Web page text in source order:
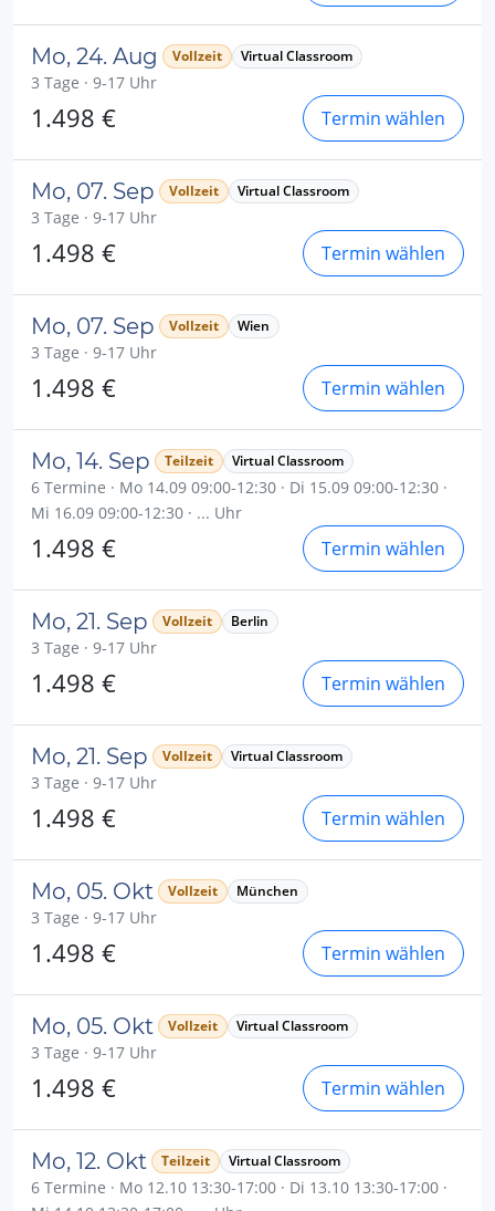
Mo, 24. Aug Vollzeit Virtual Classroom
3 Tage · 9-17 Uhr
1.498 € Termin wählen
Mo, 07. Sep Vollzeit Virtual Classroom
3 Tage · 9-17 Uhr
1.498 € Termin wählen
Mo, 07. Sep Vollzeit Wien
3 Tage · 9-17 Uhr
1.498 € Termin wählen
Mo, 14. Sep Teilzeit Virtual Classroom
6 Termine · Mo 14.09 09:00-12:30 · Di 15.09 09:00-12:30 ·
Mi 16.09 09:00-12:30 · ... Uhr
1.498 € Termin wählen
Mo, 21. Sep Vollzeit Berlin
3 Tage · 9-17 Uhr
1.498 € Termin wählen
Mo, 21. Sep Vollzeit Virtual Classroom
3 Tage · 9-17 Uhr
1.498 € Termin wählen
Mo, 05. Okt Vollzeit München
3 Tage · 9-17 Uhr
1.498 € Termin wählen
Mo, 05. Okt Vollzeit Virtual Classroom
3 Tage · 9-17 Uhr
1.498 € Termin wählen
Mo, 12. Okt Teilzeit Virtual Classroom
6 Termine · Mo 12.10 13:30-17:00 · Di 13.10 13:30-17:00 ·